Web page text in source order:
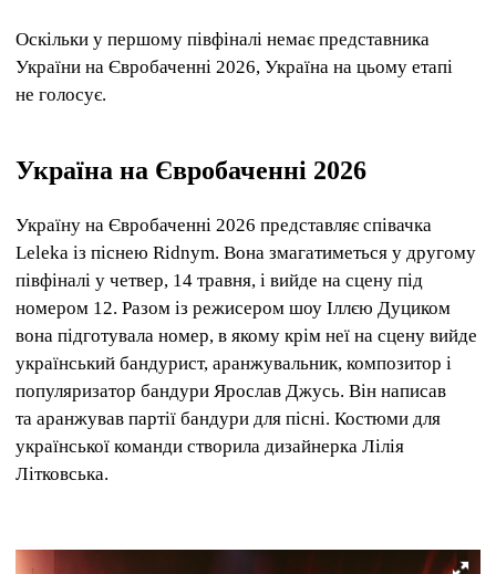
Оскільки у першому півфіналі немає представника
України на Євробаченні 2026, Україна на цьому етапі
не голосує.
Україна на Євробаченні 2026
Україну на Євробаченні 2026 представляє співачка
Leleka із піснею Ridnym. Вона змагатиметься у другому
півфіналі у четвер, 14 травня, і вийде на сцену під
номером 12. Разом із режисером шоу Іллєю Дуциком
вона підготувала номер, в якому крім неї на сцену вийде
український бандурист, аранжувальник, композитор і
популяризатор бандури Ярослав Джусь. Він написав
та аранжував партії бандури для пісні. Костюми для
української команди створила дизайнерка Лілія
Літковська.